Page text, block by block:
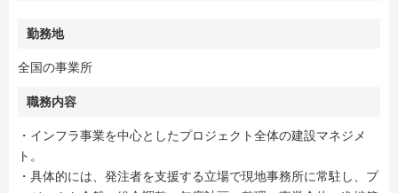
勤務地
全国の事業所
職務内容
・インフラ事業を中心としたプロジェクト全体の建設マネジメ
ト。
・具体的には、発注者を支援する立場で現地事務所に常駐し、プ